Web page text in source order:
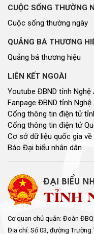
CUỘC SỐNG THƯỜNG
Cuộc sống thường ngày
QUẢNG BÁ THƯƠNG
Quảng bá thương hiệu
LIÊN KẾT NGOÀI
Youtube ĐBND tỉnh Nghệ
Fanpage ĐBND tỉnh Nghệ
Cổng thông tin điện tử
Cổng thông tin điện tử
Cơ sở dữ liệu quốc gia
Báo Đại biểu nhân dân
Cơ quan chủ quản: Đoàn
Địa chỉ: Số 03, đường Trường